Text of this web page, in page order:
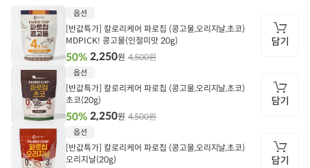
담
옵션
[반값특가] 칼로리케어 파로칩 (콩고물,오리지날,초코)
MDPICK! 콩고물(인절미맛 20g)
4,500원
50% 2,250원
담기
옵션
[반값특가] 칼로리케어 파로칩 (콩고물,오리지날,초코)
초코(20g)
4,500원
50% 2,250원
담기
옵션
[반값특가] 칼로리케어 파로칩 (콩고물,오리지날,초코)
오리지날(20g)
담기